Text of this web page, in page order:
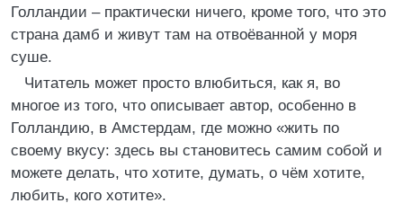
Голландии – практически ничего, кроме того, что это
страна дамб и живут там на отвоёванной у моря
суше.
Читатель может просто влюбиться, как я, во
многое из того, что описывает автор, особенно в
Голландию, в Амстердам, где можно «жить по
своему вкусу: здесь вы становитесь самим собой и
можете делать, что хотите, думать, о чём хотите,
любить, кого хотите».